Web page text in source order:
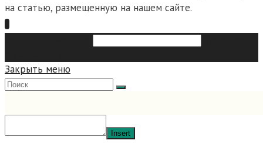
на статью, размещенную на нашем сайте.
Закрыть меню
Insert